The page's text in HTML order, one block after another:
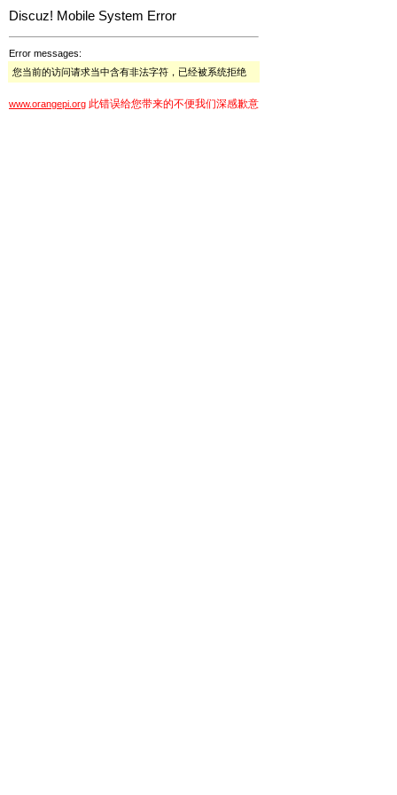
Discuz! Mobile System Error
Error messages:
您当前的访问请求当中含有非法字符，已经被系统拒绝
www.orangepi.org 此错误给您带来的不便我们深感歉意